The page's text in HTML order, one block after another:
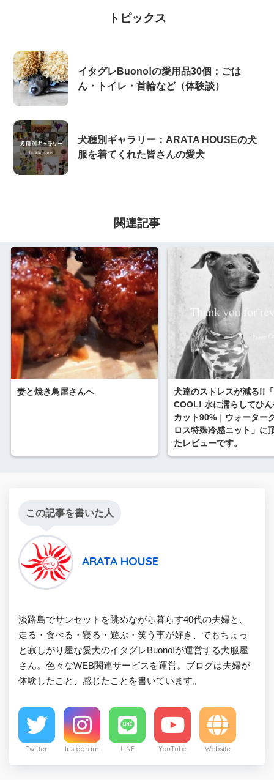
トピックス
イタグレBuono!の愛用品30個：ごは
ん・トイレ・首輪など（体験談）
犬種別ギャラリー：ARATA HOUSEの犬
服を着てくれた皆さんの愛犬
関連記事
妻と焼き鳥屋さんへ
犬達のストレスが減る!!
COOL! 水に濡らしてひ
カット90%｜ウォーター
ロス特殊冷感ニット」に
たレビューです。
この記事を書いた人
ARATA HOUSE
淡路島でサンセットを眺めながら暮らす40代の夫婦と、
走る・食べる・寝る・遊ぶ・笑う事が好き、でもちょっ
と寂しがり屋な愛犬のイタグレBuono!が運営する犬服屋
さん。色々なWEB関連サービスを運営。ブログは夫婦が
体験したこと、感じたことを書いています。
Twitter Instagram LINE YouTube Website